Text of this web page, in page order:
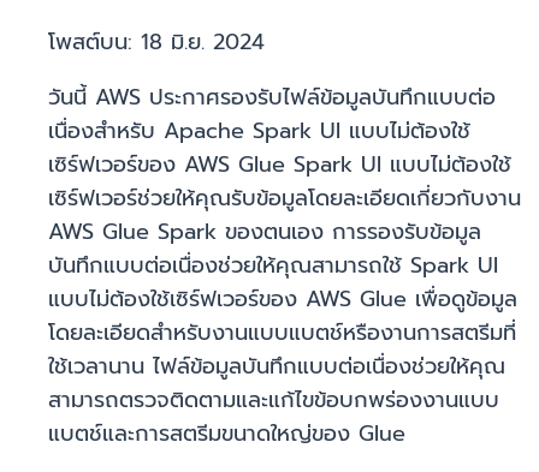
โพสต์บน: 18 มิ.ย. 2024
วันนี้ AWS ประกาศรองรับไฟล์ข้อมูลบันทึกแบบต่อ
เนื่องสำหรับ Apache Spark UI แบบไม่ต้องใช้
เซิร์ฟเวอร์ของ AWS Glue Spark UI แบบไม่ต้องใช้
เซิร์ฟเวอร์ช่วยให้คุณรับข้อมูลโดยละเอียดเกี่ยวกับงาน
AWS Glue Spark ของตนเอง การรองรับข้อมูล
บันทึกแบบต่อเนื่องช่วยให้คุณสามารถใช้ Spark UI
แบบไม่ต้องใช้เซิร์ฟเวอร์ของ AWS Glue เพื่อดูข้อมูล
โดยละเอียดสำหรับงานแบบแบตช์หรืองานการสตรีมที่
ใช้เวลานาน ไฟล์ข้อมูลบันทึกแบบต่อเนื่องช่วยให้คุณ
สามารถตรวจติดตามและแก้ไขข้อบกพร่องงานแบบ
แบตช์และการสตรีมขนาดใหญ่ของ Glue